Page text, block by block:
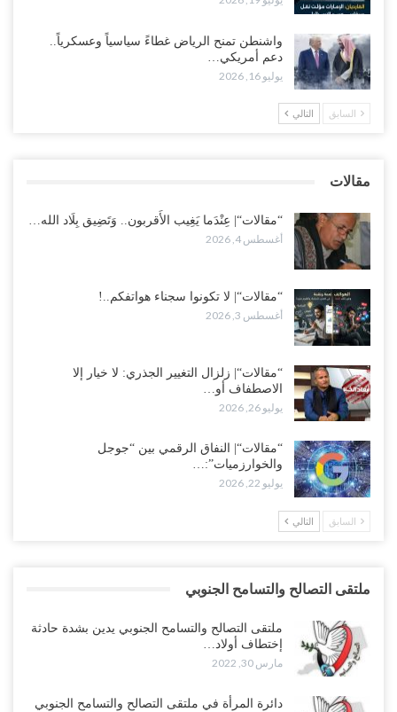
مع تصاعد الخلافات داخل “الرئاسي”.. أعضاء المجلس ينقلبون على
أغسطس 3, 2026
العطش وغياب الغاز يفاقمان مأساة الأهالي بعدن.. مدينة تغرق في دوامة
الانهيار الخدمي..!
أغسطس 3, 2026
واشنطن تمنح الرياض غطاءً سياسياً وعسكرياً..
دعم أمريكي…
يوليو 16, 2026
السابق التالي
مقالات
“مقالات“| عِنْدَما يَغِيب الأَقربون.. وَتَضِيق بِلَاد الله…
أغسطس 4, 2026
“مقالات“| لا تكونوا سجناء هواتفكم..!
أغسطس 3, 2026
“مقالات“| زلزال التغيير الجذري: لا خيار إلا
الاصطفاف أو…
يوليو 26, 2026
“مقالات“| النفاق الرقمي بين “جوجل
والخوارزميات”:…
يوليو 22, 2026
السابق التالي
ملتقى التصالح والتسامح الجنوبي
ملتقى التصالح والتسامح الجنوبي يدين بشدة حادثة
إختطاف أولاد…
مارس 30, 2022
دائرة المرأة في ملتقى التصالح والتسامح الجنوبي